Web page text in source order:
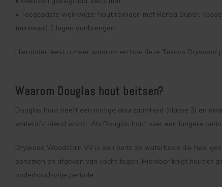
• Toegepaste werkwijze: hout reinigen met Rensa Super,
(minimaal) 2 lagen aanbrengen
Hieronder leest u meer waarom en hoe deze Teknos Drywood
Waarom Douglas hout beitsen?
Douglas hout heeft een matige duurzaamheid (klasse 3) en
waterafstotend wordt. Als Douglas hout over een langere
Drywood Woodstain VV is een beits op waterbasis die heel
opnemen en afgeven van vocht tegen. Hierdoor krijgt houtrot
onderhoudsvrije periode.